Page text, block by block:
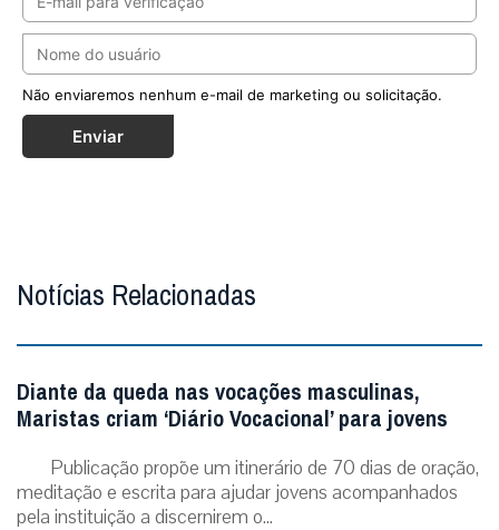
Não enviaremos nenhum e-mail de marketing ou solicitação.
Enviar
Notícias Relacionadas
Diante da queda nas vocações masculinas,
Maristas criam ‘Diário Vocacional’ para jovens
Publicação propõe um itinerário de 70 dias de oração,
meditação e escrita para ajudar jovens acompanhados
pela instituição a discernirem o...